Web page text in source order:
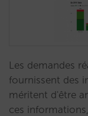
Les demandes
fournissent des
méritent d'être
ces